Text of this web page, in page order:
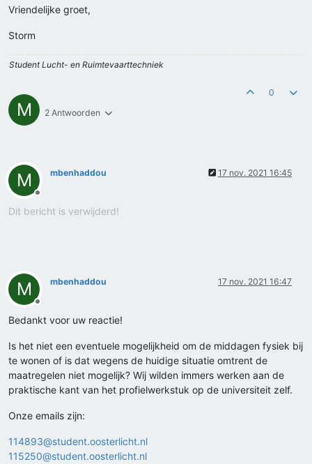
Vriendelijke groet,
Storm
Student Lucht- en Ruimtevaarttechniek
M 2 Antwoorden
0
M
Offline
mbenhaddou 17 nov. 2021 16:45
Dit bericht is verwijderd!
M
Offline
mbenhaddou 17 nov. 2021 16:47
Bedankt voor uw reactie!
Is het niet een eventuele mogelijkheid om de middagen fysiek bij
te wonen of is dat wegens de huidige situatie omtrent de
maatregelen niet mogelijk? Wij wilden immers werken aan de
praktische kant van het profielwerkstuk op de universiteit zelf.
Onze emails zijn:
114893@student.oosterlicht.nl
115250@student.oosterlicht.nl